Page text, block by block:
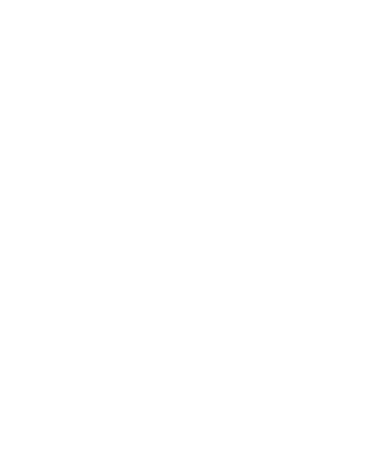
hotela. Rozsah a kvalita uvedených služieb